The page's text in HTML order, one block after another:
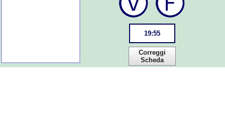
19:55
Correggi
Scheda